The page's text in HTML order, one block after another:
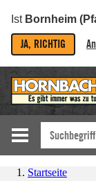
Ist Bornheim
JA, RICHTIG
Startseite